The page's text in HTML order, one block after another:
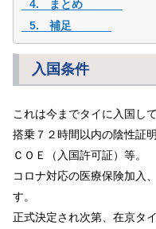
まとめ
補足
入国条件
これは今までタイに入国し
搭乗７２時間以内の陰性証
ＣＯＥ（入国許可証）等。
コロナ対応の医療保険加入
す。
正式決定され次第、在京タ